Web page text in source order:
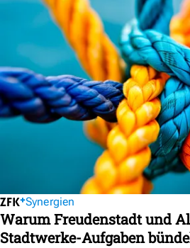
Synergien
Warum Freudenstadt und
Stadtwerke-Aufgaben